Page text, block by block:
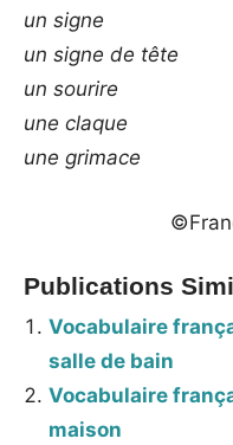
un signe
un signe de tête
un sourire
une claque
une grimace
Publications
Vocabulaire
salle de bain
Vocabulaire
maison